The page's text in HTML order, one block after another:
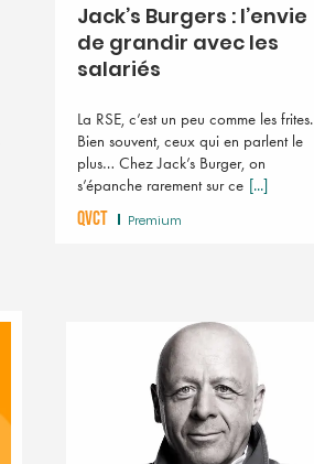
Jack’s Burgers : l’envie
de grandir avec les
salariés
La RSE, c’est un peu comme les frites.
Bien souvent, ceux qui en parlent le
plus… Chez Jack’s Burger, on
s’épanche rarement sur ce [...]
QVCT Premium